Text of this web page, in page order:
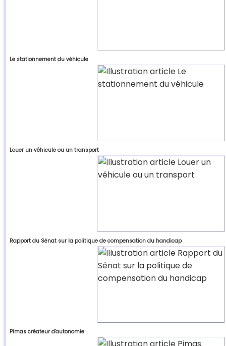
Le stationnement du véhicule
Louer un véhicule ou un transport
Rapport du Sénat sur la politique de compensation du handicap
Pimas créateur d'autonomie